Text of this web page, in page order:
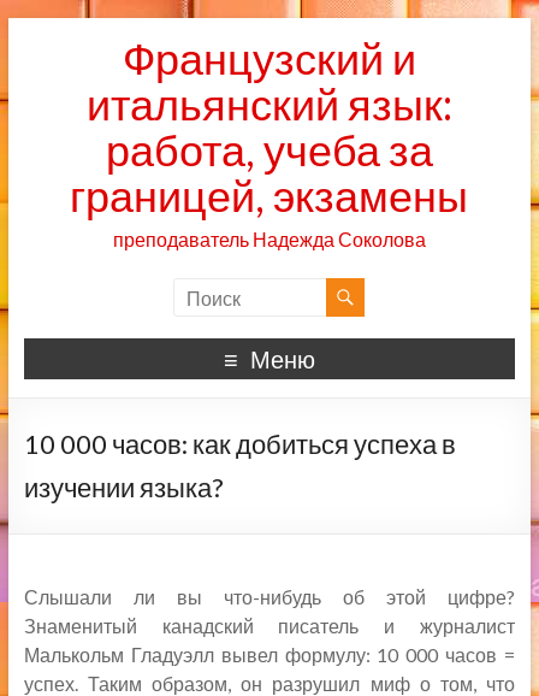
Французский и
итальянский язык:
работа, учеба за
границей, экзамены
преподаватель Надежда Соколова
Меню
10 000 часов: как добиться успеха в
изучении языка?
Слышали ли вы что-нибудь об этой цифре?
Знаменитый канадский писатель и журналист
Малькольм Гладуэлл вывел формулу: 10 000 часов =
успех. Таким образом, он разрушил миф о том, что